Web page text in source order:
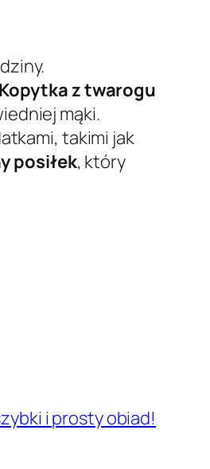
Kopytka z twarogu
mąki.
takimi jak
posiłek, który
i prosty obiad!